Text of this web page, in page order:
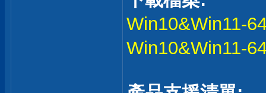
Win10&Win11-
Win10&Win11-